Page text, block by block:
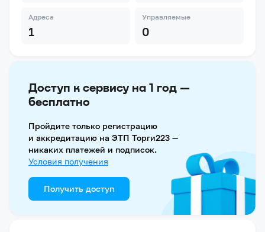
Адреса
1
Управляемые
0
Доступ к сервису на 1 год —
бесплатно
Пройдите только регистрацию
и аккредитацию на ЭТП Торги223 —
никаких платежей и подписок.
Условия получения
Получить доступ